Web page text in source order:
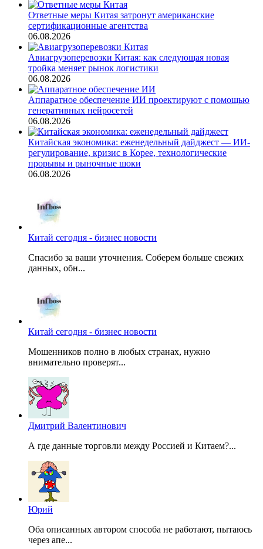
Ответные меры Китая затронут американские
сертификационные агентства
06.08.2026
Авиагрузоперевозки Китая: как следующая новая
тройка меняет рынок логистики
06.08.2026
Аппаратное обеспечение ИИ проектируют с помощью
генеративных нейросетей
06.08.2026
Китайская экономика: еженедельный дайджест — ИИ-
регулирование, кризис в Корее, технологические
прорывы и рыночные шоки
06.08.2026
Китай сегодня - бизнес новости
Спасибо за ваши уточнения. Соберем больше свежих
данных, обн...
Китай сегодня - бизнес новости
Мошенников полно в любых странах, нужно
внимательно проверят...
Дмитрий Валентинович
А где данные торговли между Россией и Китаем?...
Юрий
Оба описанных автором способа не работают, пытаюсь
через апе...